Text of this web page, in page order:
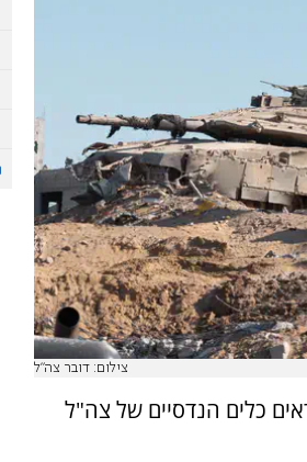
צילום: דובר צה"ל
כלים הנדסיים של צה"ל